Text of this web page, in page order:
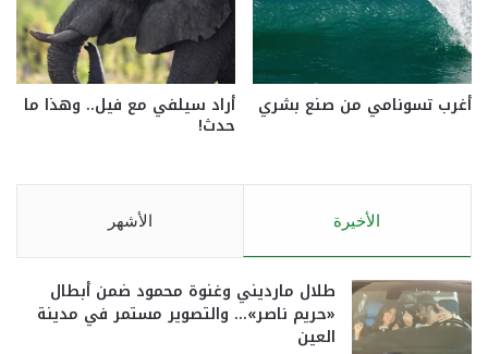
أغرب تسونامي من صنع بشري أراد سيلفي مع فيل.. وهذا ما
حدث!
الأخيرة الأشهر
طلال مارديني وغنوة محمود ضمن أبطال
«حريم ناصر»… والتصوير مستمر في مدينة
العين